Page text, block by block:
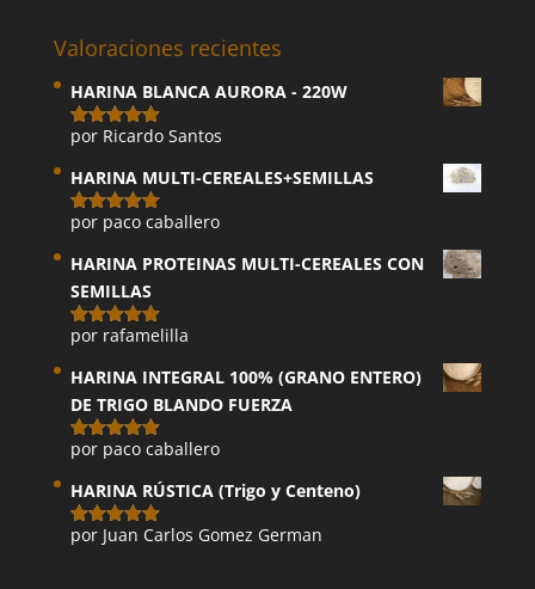
Valoraciones recientes
HARINA BLANCA AURORA - 220W
Valorado
por Ricardo Santos
HARINA MULTI-CEREALES+SEMILLAS
Valorado
por paco caballero
HARINA PROTEINAS MULTI-CEREALES CON
SEMILLAS
Valorado
por rafamelilla
HARINA INTEGRAL 100% (GRANO ENTERO)
DE TRIGO BLANDO FUERZA
Valorado
por paco caballero
HARINA RÚSTICA (Trigo y Centeno)
Valorado
por Juan Carlos Gomez German